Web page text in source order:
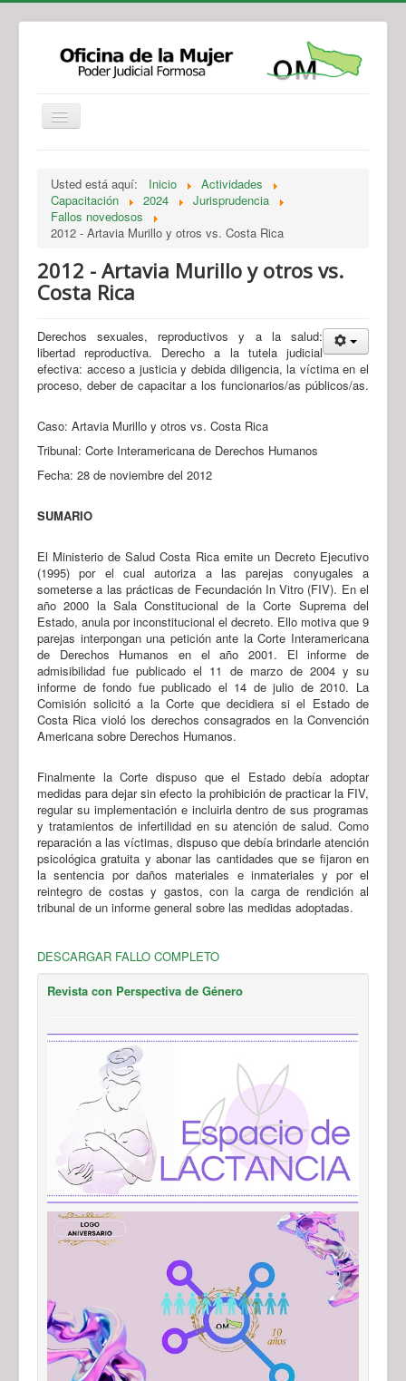
Legislación
Novedades
Recursos y Servicios de Atención
Usted está aquí: Inicio
Actividades
Capacitación
2024
Jurisprudencia
Fallos novedosos
2012 - Artavia Murillo y otros vs. Costa Rica
2012 - Artavia Murillo y otros vs.
Costa Rica
Derechos sexuales, reproductivos y a la salud:
libertad reproductiva. Derecho a la tutela judicial
efectiva: acceso a justicia y debida diligencia, la víctima en el
proceso, deber de capacitar a los funcionarios/as públicos/as.
Caso: Artavia Murillo y otros vs. Costa Rica
Tribunal: Corte Interamericana de Derechos Humanos
Fecha: 28 de noviembre del 2012
SUMARIO
El Ministerio de Salud Costa Rica emite un Decreto Ejecutivo
(1995) por el cual autoriza a las parejas conyugales a
someterse a las prácticas de Fecundación In Vitro (FIV). En el
año 2000 la Sala Constitucional de la Corte Suprema del
Estado, anula por inconstitucional el decreto. Ello motiva que 9
parejas interpongan una petición ante la Corte Interamericana
de Derechos Humanos en el año 2001. El informe de
admisibilidad fue publicado el 11 de marzo de 2004 y su
informe de fondo fue publicado el 14 de julio de 2010. La
Comisión solicitó a la Corte que decidiera si el Estado de
Costa Rica violó los derechos consagrados en la Convención
Americana sobre Derechos Humanos.
Finalmente la Corte dispuso que el Estado debía adoptar
medidas para dejar sin efecto la prohibición de practicar la FIV,
regular su implementación e incluirla dentro de sus programas
y tratamientos de infertilidad en su atención de salud. Como
reparación a las víctimas, dispuso que debía brindarle atención
psicológica gratuita y abonar las cantidades que se fijaron en
la sentencia por daños materiales e inmateriales y por el
reintegro de costas y gastos, con la carga de rendición al
tribunal de un informe general sobre las medidas adoptadas.
DESCARGAR FALLO COMPLETO
Revista con Perspectiva de Género